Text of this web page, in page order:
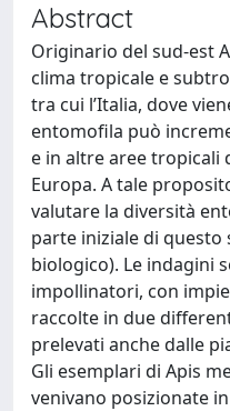
Abstract
Originario del sud-est
clima tropicale e
tra cui l’Italia, dove
entomofila può
e in altre aree
Europa. A tale
valutare la diversità
parte iniziale di
biologico). Le indagini
impollinatori, con
raccolte in due
prelevati anche dalle
Gli esemplari di Apis
venivano posizionate